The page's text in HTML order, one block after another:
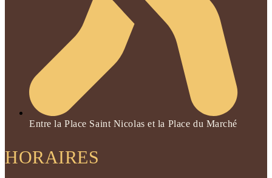
Entre la Place Saint Nicolas et la Place du Marché
HORAIRES